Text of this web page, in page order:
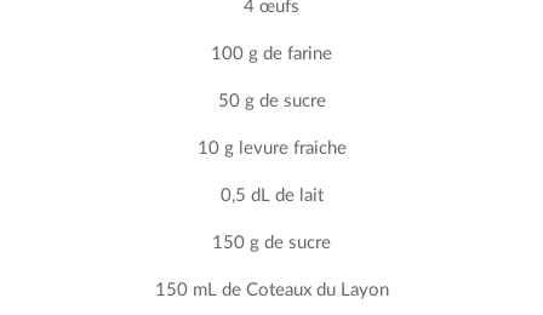
4 œufs
100 g de farine
50 g de sucre
10 g levure fraiche
0,5 dL de lait
150 g de sucre
150 mL de Coteaux du Layon